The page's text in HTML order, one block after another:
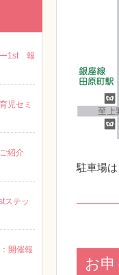
駐車場は
お
ー1st 報
児セミ
紹介
ステッ
開催報